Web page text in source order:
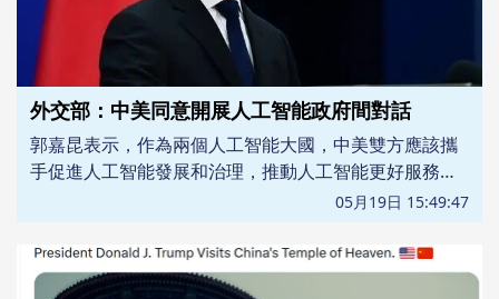
外交部：中美同意開展人工智能政府間對話
郭嘉昆表示，作為兩個人工智能大國，中美雙方應該攜
手促進人工智能發展和治理，推動人工智能更好服務人
類文明進步和國際社會共同福祉。特朗普總統訪華期
開展人工智能政府間對話。
05月19日 15:49:47